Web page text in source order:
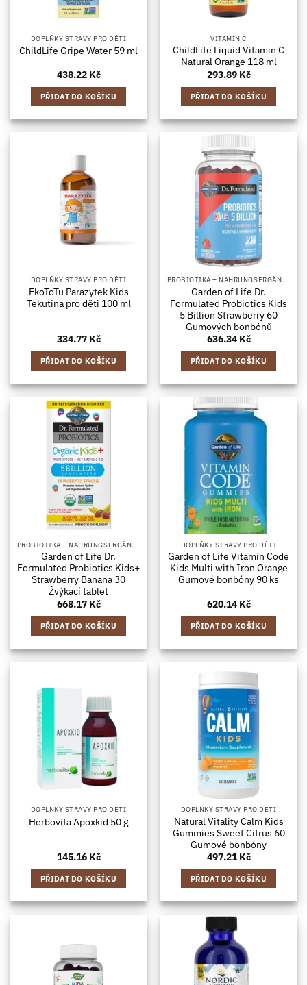
DOPLŇKY STRAVY PRO DĚTI
ChildLife Gripe Water 59 ml
438.22 Kč
PŘIDAT DO KOŠÍKU
VITAMÍN C
ChildLife Liquid Vitamin C
Natural Orange 118 ml
293.89 Kč
PŘIDAT DO KOŠÍKU
DOPLŇKY STRAVY PRO DĚTI
EkoToTu Parazytek Kids
Tekutina pro děti 100 ml
334.77 Kč
PŘIDAT DO KOŠÍKU
PROBIOTIKA – NAHRUNGSERGÄNZUNGSMITTEL MIT BAKTERIENKULTUREN, IN KAPSELFORM
Garden of Life Dr.
Formulated Probiotics Kids
5 Billion Strawberry 60
Gumových bonbónů
636.34 Kč
PŘIDAT DO KOŠÍKU
PROBIOTIKA – NAHRUNGSERGÄNZUNGSMITTEL MIT BAKTERIENKULTUREN, IN KAPSELFORM
Garden of Life Dr.
Formulated Probiotics Kids+
Strawberry Banana 30
Žvýkací tablet
668.17 Kč
PŘIDAT DO KOŠÍKU
DOPLŇKY STRAVY PRO DĚTI
Garden of Life Vitamin Code
Kids Multi with Iron Orange
Gumové bonbóny 90 ks
620.14 Kč
PŘIDAT DO KOŠÍKU
DOPLŇKY STRAVY PRO DĚTI
Herbovita Apoxkid 50 g
145.16 Kč
PŘIDAT DO KOŠÍKU
DOPLŇKY STRAVY PRO DĚTI
Natural Vitality Calm Kids
Gummies Sweet Citrus 60
Gumové bonbóny
497.21Kč
PŘIDAT DO KOŠÍKU